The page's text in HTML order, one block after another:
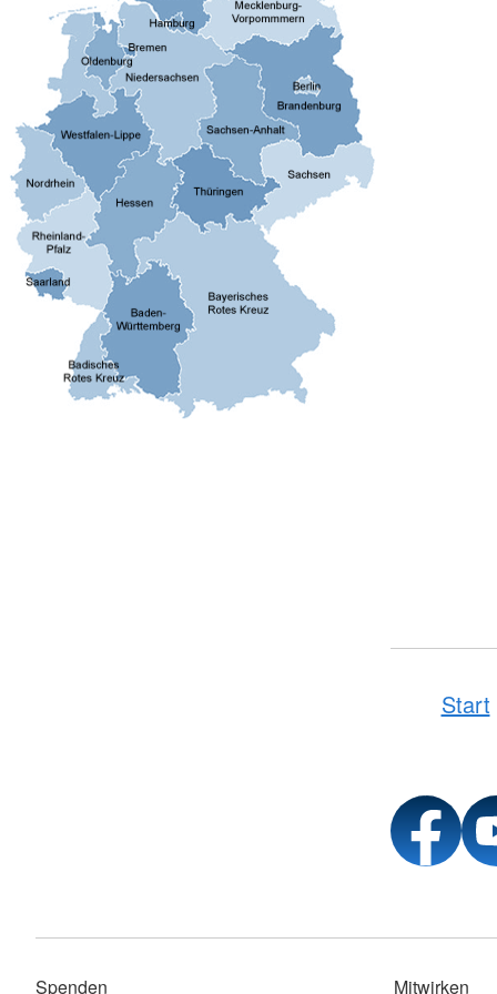
Start
Spenden Mitwirken